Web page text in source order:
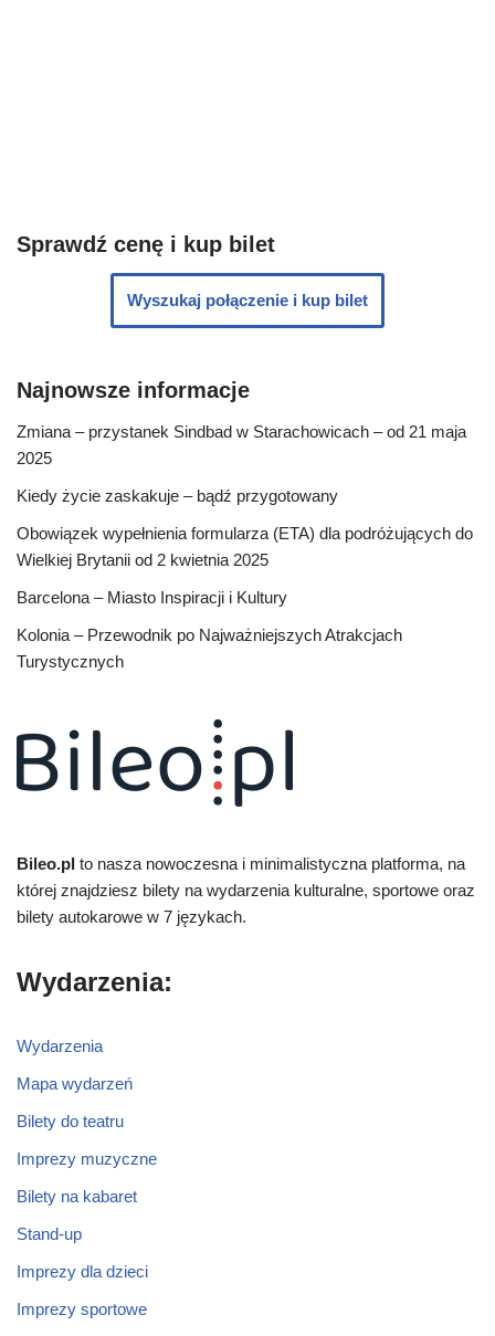
Sprawdź cenę i kup bilet
Wyszukaj połączenie i kup bilet
Najnowsze informacje
Zmiana – przystanek Sindbad w Starachowicach – od 21 maja
2025
Kiedy życie zaskakuje – bądź przygotowany
Obowiązek wypełnienia formularza (ETA) dla podróżujących do
Wielkiej Brytanii od 2 kwietnia 2025
Barcelona – Miasto Inspiracji i Kultury
Kolonia – Przewodnik po Najważniejszych Atrakcjach
Turystycznych
Bileo.pl to nasza nowoczesna i minimalistyczna platforma, na
której znajdziesz bilety na wydarzenia kulturalne, sportowe oraz
bilety autokarowe w 7 językach.
Wydarzenia:
Wydarzenia
Mapa wydarzeń
Bilety do teatru
Imprezy muzyczne
Bilety na kabaret
Stand-up
Imprezy dla dzieci
Imprezy sportowe